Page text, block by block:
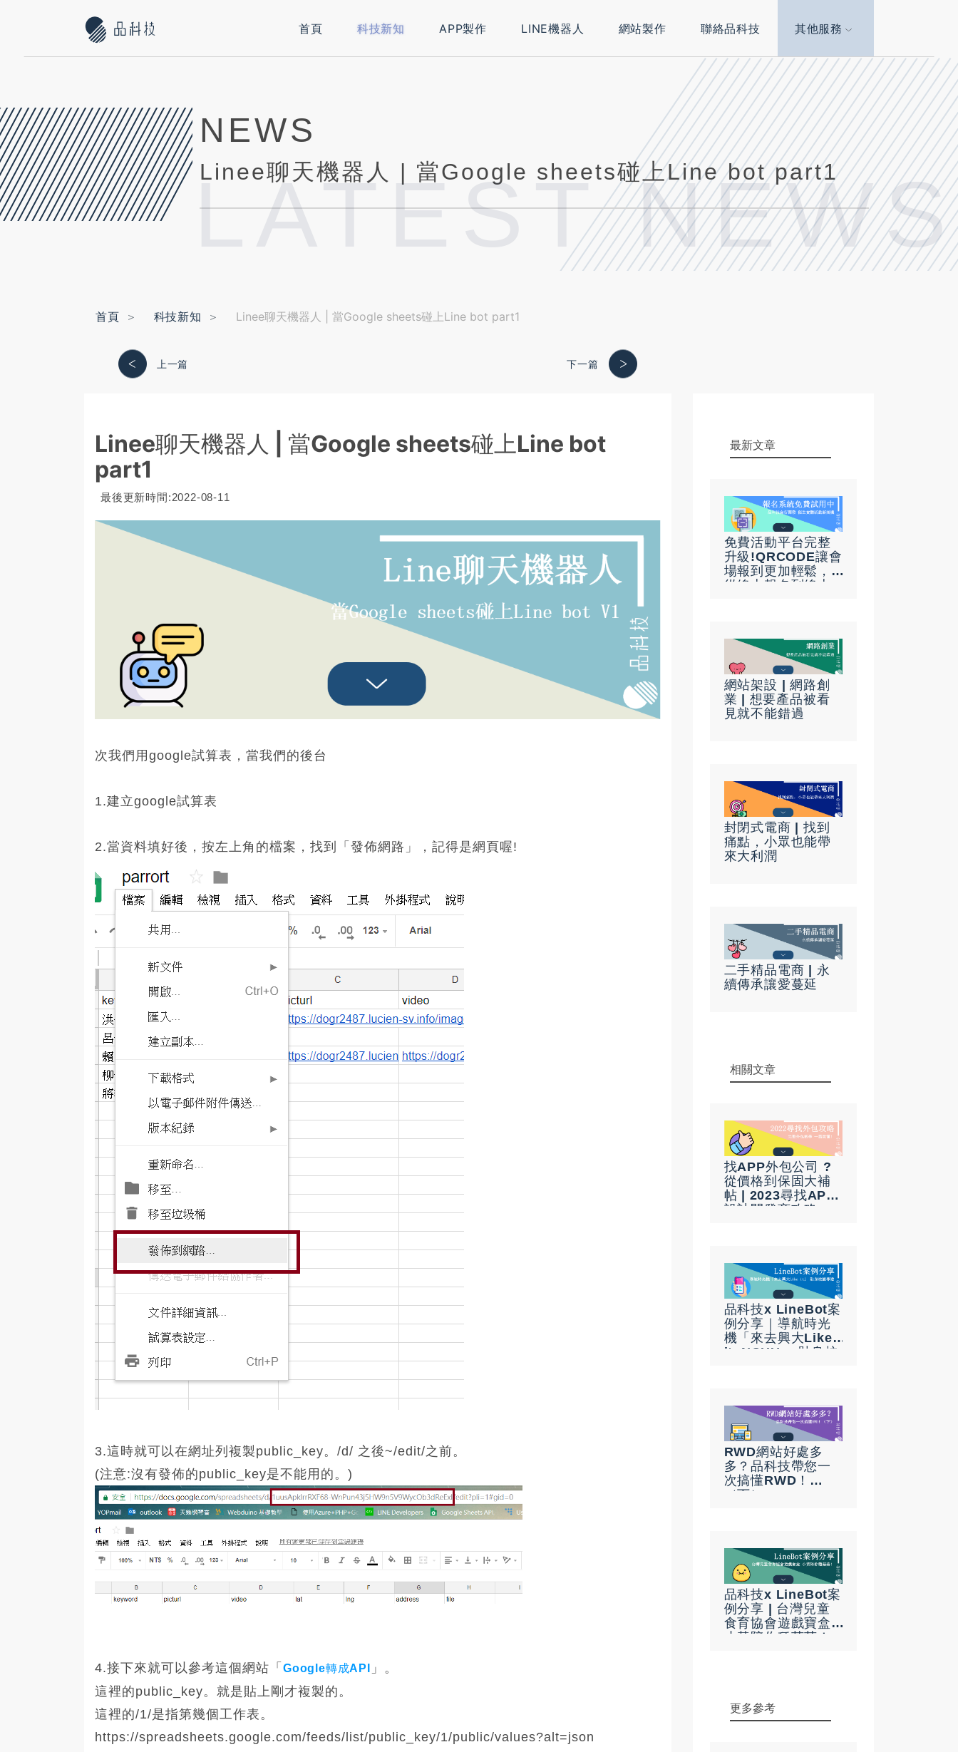
首頁 科技新知 APP製作 LINE機器人 網站製作 聯絡品科技 其他服務
NEWS
Linee聊天機器人 | 當Google sheets碰上Line bot part1
LATEST NEWS
首頁 科技新知 Linee聊天機器人 | 當Google sheets碰上Line bot part1
上一篇 下一篇
Linee聊天機器人 | 當Google sheets碰上Line bot
part1
最後更新時間:2022-08-11
次我們用google試算表，當我們的後台
1.建立google試算表
2.當資料填好後，按左上角的檔案，找到「發佈網路」，記得是網頁喔!
3.這時就可以在網址列複製public_key。/d/ 之後~/edit/之前。
(注意:沒有發佈的public_key是不能用的。)
4.接下來就可以參考這個網站「 Google轉成API
」。
這裡的public_key。就是貼上剛才複製的。
這裡的/1/是指第幾個工作表。
https://spreadsheets.google.com/feeds/list/public_key/1/public/values?alt=json
最新文章
免費活動平台完整
升級!QRCODE讓會
場報到更加輕鬆，
從線上報名到線上
網站架設 | 網路創
業 | 想要產品被看
見就不能錯過
封閉式電商 | 找到
痛點，小眾也能帶
來大利潤
二手精品電商 | 永
續傳承讓愛蔓延
相關文章
找APP外包公司 ?
從價格到保固大補
帖 | 2023尋找APP
設計開發商攻略
品科技x LineBot案
例分享｜導航時光
機「來去興大Like
it, NCHU」 貼身校
RWD網站好處多
多？品科技帶您一
次搞懂RWD！
（下）
品科技x LineBot案
例分享 | 台灣兒童
食育協會遊戲寶盒
小黃陪你種菇菇！
更多參考